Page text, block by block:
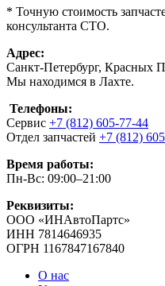
* Точную стоимость
консультанта СТО.
Адрес:
Санкт-Петербург, Красных
Мы находимся в Лахте.
Телефоны:
Сервис +7 (812) 605-77-44
Отдел запчастей +7 (812)
Время работы:
Пн-Вс: 09:00–21:00
Реквизиты:
ООО «ИНАвтоПартс»
ИНН 7814646935
ОГРН 1167847167840
О нас